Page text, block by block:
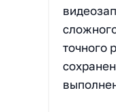
точного